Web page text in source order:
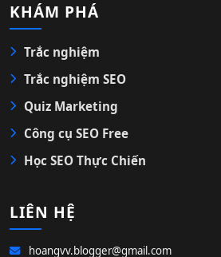
KHÁM PHÁ
Trắc nghiệm
Trắc nghiệm SEO
Quiz Marketing
Công cụ SEO Free
Học SEO Thực Chiến
LIÊN HỆ
hoangvv.blogger@gmail.com